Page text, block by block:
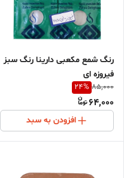
رنگ شمع مکعبی دارینا رنگ سبز
فیروزه ای
85,000
24%
64,000
افزودن به سبد